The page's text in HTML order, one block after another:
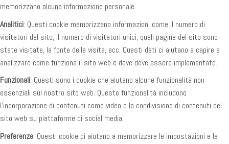
memorizzano alcuna informazione personale.
Analitici: Questi cookie memorizzano informazioni come il numero di
visitatori del sito, il numero di visitatori unici, quali pagine del sito sono
state visitate, la fonte della visita, ecc. Questi dati ci aiutano a capire e
analizzare come funziona il sito web e dove deve essere implementato.
Funzionali: Questi sono i cookie che aiutano alcune funzionalità non
essenziali sul nostro sito web. Queste funzionalità includono
l’incorporazione di contenuti come video o la condivisione di contenuti del
sito web su piattaforme di social media.
Preferenze: Questi cookie ci aiutano a memorizzare le impostazioni e le